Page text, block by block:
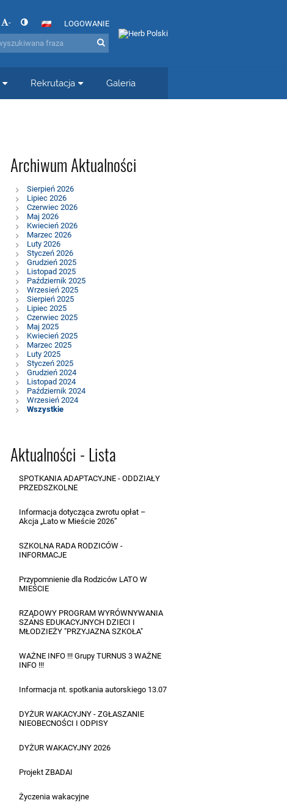
- LOGOWANIE
Rekrutacja Galeria
Archiwum Aktualności
Sierpień 2026
Lipiec 2026
Czerwiec 2026
Maj 2026
Kwiecień 2026
Marzec 2026
Luty 2026
Styczeń 2026
Grudzień 2025
Listopad 2025
Październik 2025
Wrzesień 2025
Sierpień 2025
Lipiec 2025
Czerwiec 2025
Maj 2025
Kwiecień 2025
Marzec 2025
Luty 2025
Styczeń 2025
Grudzień 2024
Listopad 2024
Październik 2024
Wrzesień 2024
Wszystkie
Aktualności - Lista
SPOTKANIA ADAPTACYJNE - ODDZIAŁY
PRZEDSZKOLNE
Informacja dotycząca zwrotu opłat –
Akcja „Lato w Mieście 2026”
SZKOLNA RADA RODZICÓW -
INFORMACJE
Przypomnienie dla Rodziców LATO W
MIEŚCIE
RZĄDOWY PROGRAM WYRÓWNYWANIA
SZANS EDUKACYJNYCH DZIECI I
MŁODZIEŻY "PRZYJAZNA SZKOŁA"
WAŻNE INFO !!! Grupy TURNUS 3 WAŻNE
INFO !!!
Informacja nt. spotkania autorskiego 13.07
DYŻUR WAKACYJNY - ZGŁASZANIE
NIEOBECNOŚCI I ODPISY
DYŻUR WAKACYJNY 2026
Projekt ZBADAI
Życzenia wakacyjne